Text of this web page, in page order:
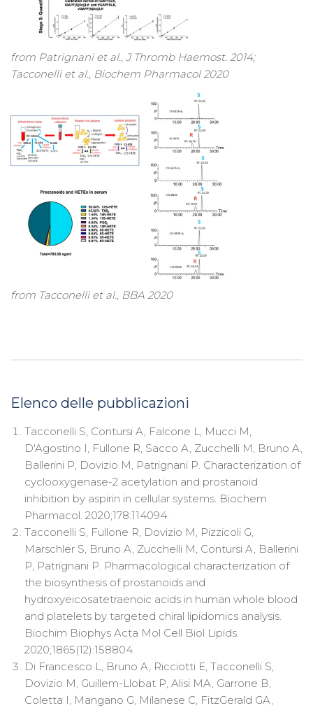
from Patrignani et al., J Thromb Haemost. 2014;
Tacconelli et al., Biochem Pharmacol 2020
from Tacconelli et al., BBA 2020
Elenco delle pubblicazioni
Tacconelli S, Contursi A, Falcone L, Mucci M,
D'Agostino I, Fullone R, Sacco A, Zucchelli M, Bruno A,
Ballerini P, Dovizio M, Patrignani P. Characterization of
cyclooxygenase-2 acetylation and prostanoid
inhibition by aspirin in cellular systems. Biochem
Pharmacol. 2020;178:114094.
Tacconelli S, Fullone R, Dovizio M, Pizzicoli G,
Marschler S, Bruno A, Zucchelli M, Contursi A, Ballerini
P, Patrignani P. Pharmacological characterization of
the biosynthesis of prostanoids and
hydroxyeicosatetraenoic acids in human whole blood
and platelets by targeted chiral lipidomics analysis.
Biochim Biophys Acta Mol Cell Biol Lipids.
2020;1865(12):158804.
Di Francesco L, Bruno A, Ricciotti E, Tacconelli S,
Dovizio M, Guillem-Llobat P, Alisi MA, Garrone B,
Coletta I, Mangano G, Milanese C, FitzGerald GA,